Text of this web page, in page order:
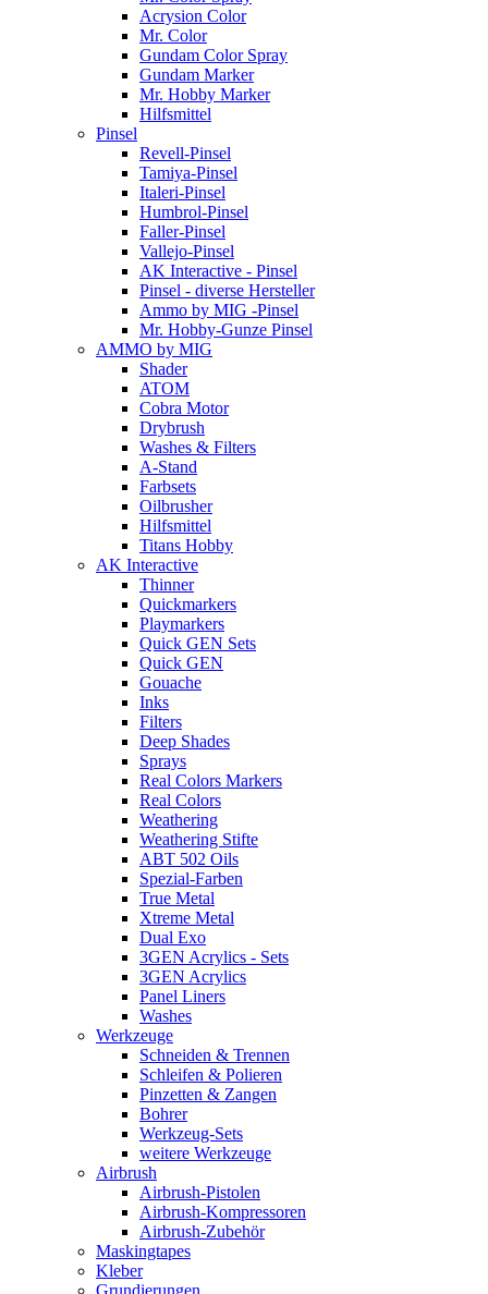
Acrysion Color
Mr. Color
Gundam Color Spray
Gundam Marker
Mr. Hobby Marker
Hilfsmittel
Pinsel
Revell-Pinsel
Tamiya-Pinsel
Italeri-Pinsel
Humbrol-Pinsel
Faller-Pinsel
Vallejo-Pinsel
AK Interactive - Pinsel
Pinsel - diverse Hersteller
Ammo by MIG -Pinsel
Mr. Hobby-Gunze Pinsel
AMMO by MIG
Shader
ATOM
Cobra Motor
Drybrush
Washes & Filters
A-Stand
Farbsets
Oilbrusher
Hilfsmittel
Titans Hobby
AK Interactive
Thinner
Quickmarkers
Playmarkers
Quick GEN Sets
Quick GEN
Gouache
Inks
Filters
Deep Shades
Sprays
Real Colors Markers
Real Colors
Weathering
Weathering Stifte
ABT 502 Oils
Spezial-Farben
True Metal
Xtreme Metal
Dual Exo
3GEN Acrylics - Sets
3GEN Acrylics
Panel Liners
Washes
Werkzeuge
Schneiden & Trennen
Schleifen & Polieren
Pinzetten & Zangen
Bohrer
Werkzeug-Sets
weitere Werkzeuge
Airbrush
Airbrush-Pistolen
Airbrush-Kompressoren
Airbrush-Zubehör
Maskingtapes
Kleber
Grundierungen